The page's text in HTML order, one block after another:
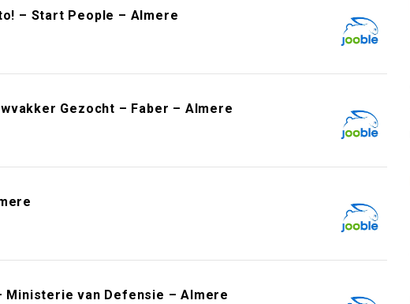
– Start People – Almere
Gezocht – Faber – Almere
van Defensie – Almere